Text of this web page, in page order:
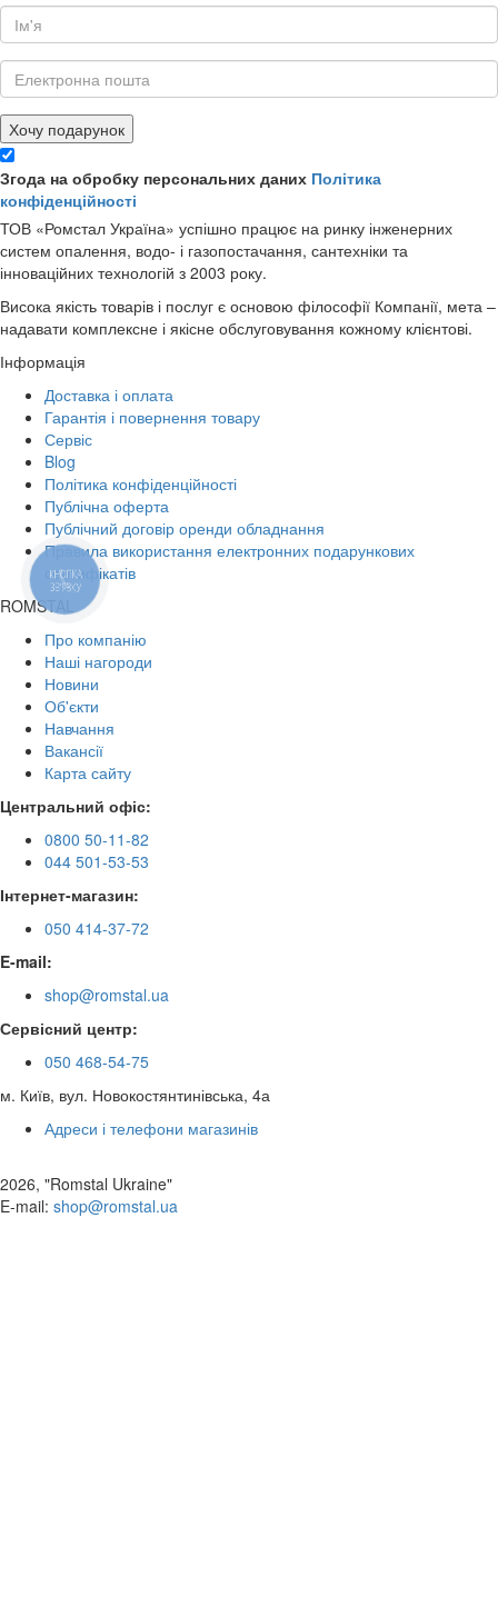
Хочу подарунок
Згода на обробку персональних даних Політика
конфіденційності
ТОВ «Ромстал Україна» успішно працює на ринку інженерних
систем опалення, водо- і газопостачання, сантехніки та
інноваційних технологій з 2003 року.
Висока якість товарів і послуг є основою філософії Компанії, мета –
надавати комплексне і якісне обслуговування кожному клієнтові.
Інформація
Доставка і оплата
Гарантія і повернення товару
Сервіс
Blog
Політика конфіденційності
Публічна оферта
Публічний договір оренди обладнання
Правила використання електронних подарункових
сертифікатів
ROMSTAL
Про компанію
Наші нагороди
Новини
Об'єкти
Навчання
Вакансії
Карта сайту
Центральний офіс:
0800 50-11-82
044 501-53-53
Інтернет-магазин:
050 414-37-72
E-mail:
shop@romstal.ua
Сервісний центр:
050 468-54-75
м. Київ, вул. Новокостянтинівська, 4а
Адреси і телефони магазинів
2026, "Romstal Ukraine"
​E-mail: shop@romstal.ua
КНОПКА
ЗВ'ЯЗКУ